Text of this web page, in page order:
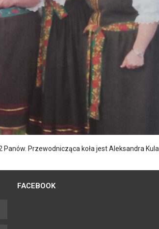
Panów. Przewodnicząca koła jest Aleksandra Kula
FACEBOOK